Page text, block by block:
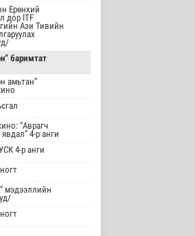
эргэн
59 минутын өмнө
Улсын эмэгтэй
д о..
56 минутын өмнө
Ерөнхий
дор ITF
Ази Тивийн
баримтат
амьтан”
“Аврагч
4-р анги
4-р анги
мэдээллийн